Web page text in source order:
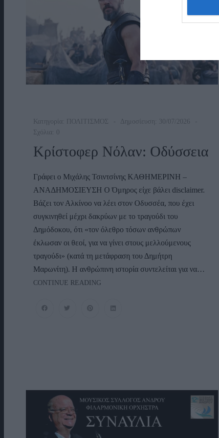
Κατηγορία: ΠΟΛΙΤΙΣΜΟΣ
Δημοσίευση: 30/07/2026
Σχόλια: 0
Κρίστοφερ Νόλαν: Οδύσσεια
Γράφει ο Μιχάλης Τσιντσίνης ΚΑΘΗΜΕΡΙΝΗ –
ΑΝΑΔΗΜΟΣΙΕΥΣΗ Ο Όμηρος είχε βάλει disclaimer.
Βάζει τον Αλκίνοο να λέει στον Οδυσσέα, που έχει
συγκινηθεί μέχρι δακρύων με το τραγούδι του
Δημόδοκου, ότι «τον όλεθρο τόσων ανθρώπων
έκλωσαν οι θεοί, για να γίνει στους μελλούμενους
τραγούδι» (κατά τη μετάφραση του Δημήτρη
Μαρωνίτη). Η ανθρώπινη ιστορία συντελείται για να…
CONTINUE READING